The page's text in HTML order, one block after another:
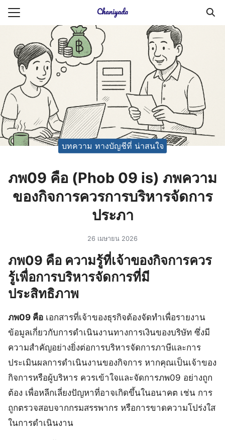
Skip
ยความเป็นส่วนตัว
ญชี (Accounting service)
ญชี (Accounting
บทความ ทางบัญชีที่ น่าสนใจ
ภพ09 คือ (Phob 09 is) ภพความ
ของกิจการควรการบริหารจัดการ
ประภา
26 เมษายน 2026
ภพ09 คือ ความรู้ที่เจ้าของกิจการควร
รู้เพื่อการบริหารจัดการที่มี
ประสิทธิภาพ
ภพ09 คือ เอกสารที่เจ้าของธุรกิจต้องจัดทำเพื่อรายงาน
ข้อมูลเกี่ยวกับการดำเนินงานทางการเงินของบริษัท ซึ่งมี
ความสำคัญอย่างยิ่งต่อการบริหารจัดการภาษีและการ
ประเมินผลการดำเนินงานของกิจการ หากคุณเป็นเจ้าของ
กิจการหรือผู้บริหาร ควรเข้าใจและจัดการภพ09 อย่างถูก
ต้อง เพื่อหลีกเลี่ยงปัญหาที่อาจเกิดขึ้นในอนาคต เช่น การ
ถูกตรวจสอบจากกรมสรรพากร หรือการขาดความโปร่งใส
ในการดำเนินงาน